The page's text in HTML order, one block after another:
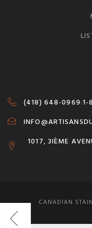
(418) 648-0969:1-
1017, 3IÈME
CANADIAN